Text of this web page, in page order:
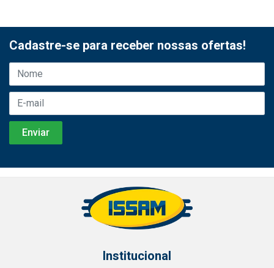
Cadastre-se para receber nossas ofertas!
Institucional